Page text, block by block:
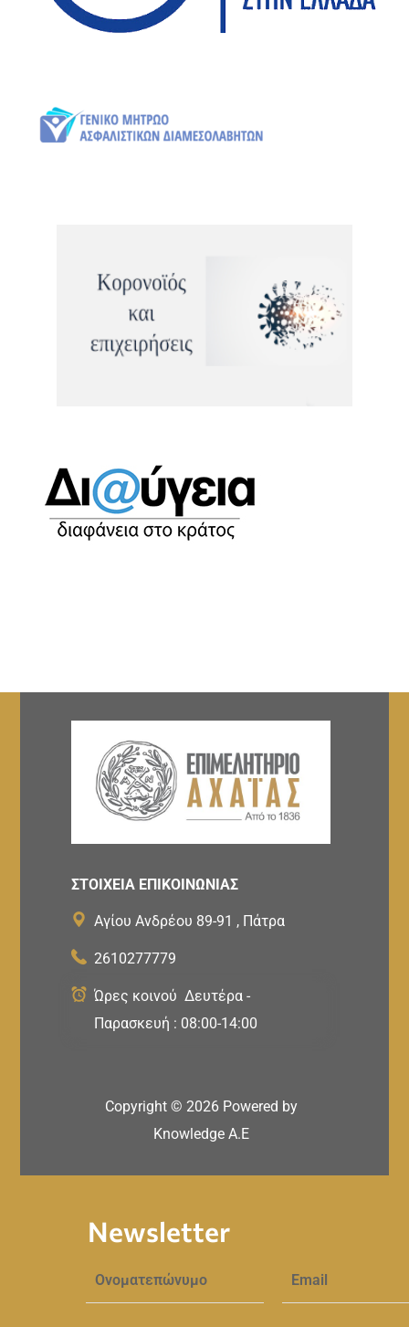
ΣΤΟΙΧΕΙΑ ΕΠΙΚΟΙΝΩΝΙΑΣ
Αγίου Ανδρέου 89-91 , Πάτρα
2610277779
Ώρες κοινού Δευτέρα -
Παρασκευή : 08:00-14:00
Copyright © 2026 Powered by
Knowledge A.E
Newsletter